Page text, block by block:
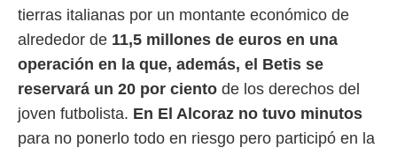
crear un
uso de
tierras italianas por un montante económico de
alrededor de 11,5 millones de euros en una
operación en la que, además, el Betis se
reservará un 20 por ciento de los derechos del
joven futbolista. En El Alcoraz no tuvo minutos
para no ponerlo todo en riesgo pero participó en la